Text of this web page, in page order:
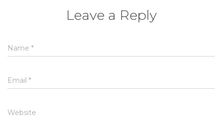
Leave a Reply
Name *
Email *
Website